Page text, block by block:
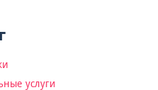
услуги